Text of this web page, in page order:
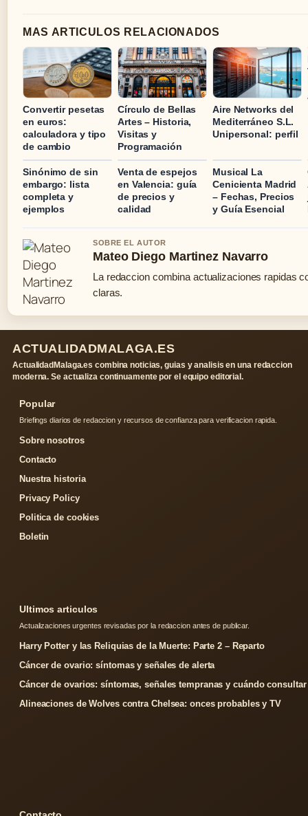
MAS ARTICULOS RELACIONADOS
Convertir pesetas
en euros:
calculadora y tipo
de cambio
Círculo de Bellas
Artes – Historia,
Visitas y
Programación
Aire Networks del
Mediterráneo S.L.
Unipersonal: perfil
Sinónimo de sin
embargo: lista
completa y
ejemplos
Venta de espejos
en Valencia: guía
de precios y
calidad
Musical La
Cenicienta Madrid
– Fechas, Precios
y Guía Esencial
SOBRE EL AUTOR
Mateo Diego Martinez Navarro
La redaccion combina actualizaciones rapidas
claras.
ACTUALIDADMALAGA.ES
ActualidadMalaga.es combina noticias, guias y analisis en una redaccion
moderna. Se actualiza continuamente por el equipo editorial.
Popular
Briefings diarios de redaccion y recursos de confianza para verificacion rapida.
Sobre nosotros
Contacto
Nuestra historia
Privacy Policy
Politica de cookies
Boletin
Ultimos articulos
Actualizaciones urgentes revisadas por la redaccion antes de publicar.
Harry Potter y las Reliquias de la Muerte: Parte 2 – Reparto
Cáncer de ovario: síntomas y señales de alerta
Cáncer de ovarios: síntomas, señales tempranas y cuándo consultar
Alineaciones de Wolves contra Chelsea: onces probables y TV